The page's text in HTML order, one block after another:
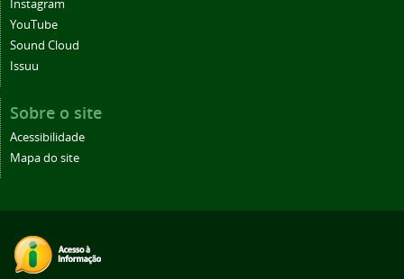
Instagram
YouTube
Sound Cloud
Issuu
Sobre o site
Acessibilidade
Mapa do site